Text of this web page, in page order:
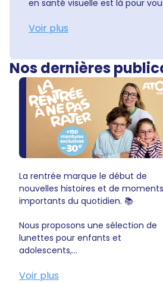
en santé visuelle est là pour
Voir plus
Nos dernières
La rentrée marque le début de
nouvelles histoires et de moments
importants du quotidien. 📚
Nous proposons une sélection de
lunettes pour enfants et
adolescents,...
Voir plus